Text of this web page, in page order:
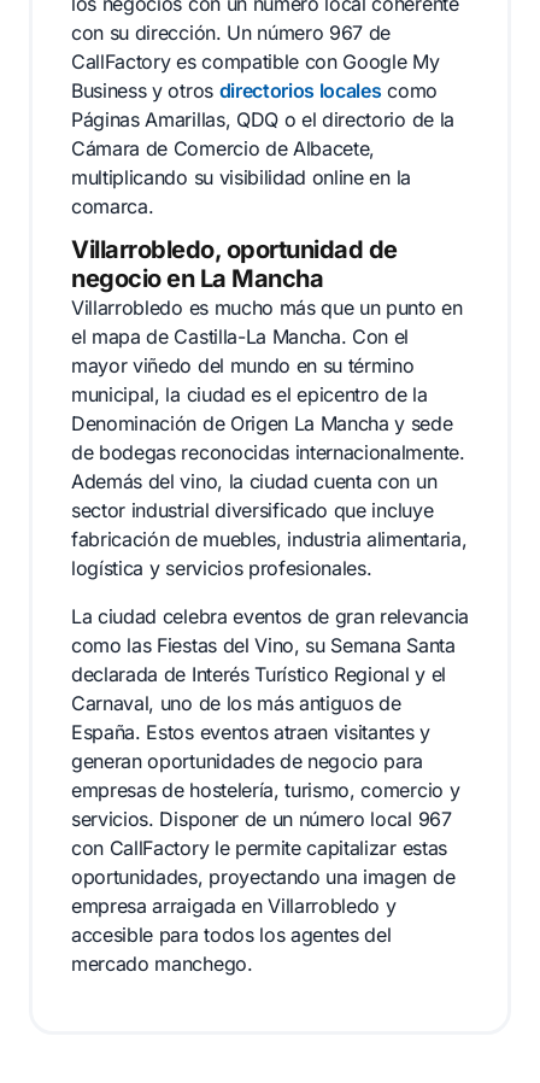
con su dirección. Un número 967 de
CallFactory es compatible con Google My
Business y otros directorios localescomo
Páginas Amarillas, QDQ o el directorio de la
Cámara de Comercio de Albacete,
multiplicando su visibilidad online en la
comarca.
Villarrobledo, oportunidad de
negocio en La Mancha
Villarrobledo es mucho más que un punto en
el mapa de Castilla-La Mancha. Con el
mayor viñedo del mundo en su término
municipal, la ciudad es el epicentro de la
Denominación de Origen La Mancha y sede
de bodegas reconocidas internacionalmente.
Además del vino, la ciudad cuenta con un
sector industrial diversificado que incluye
fabricación de muebles, industria alimentaria,
logística y servicios profesionales.
La ciudad celebra eventos de gran relevancia
como las Fiestas del Vino, su Semana Santa
declarada de Interés Turístico Regional y el
Carnaval, uno de los más antiguos de
España. Estos eventos atraen visitantes y
generan oportunidades de negocio para
empresas de hostelería, turismo, comercio y
servicios. Disponer de un número local 967
con CallFactory le permite capitalizar estas
oportunidades, proyectando una imagen de
empresa arraigada en Villarrobledo y
accesible para todos los agentes del
mercado manchego.